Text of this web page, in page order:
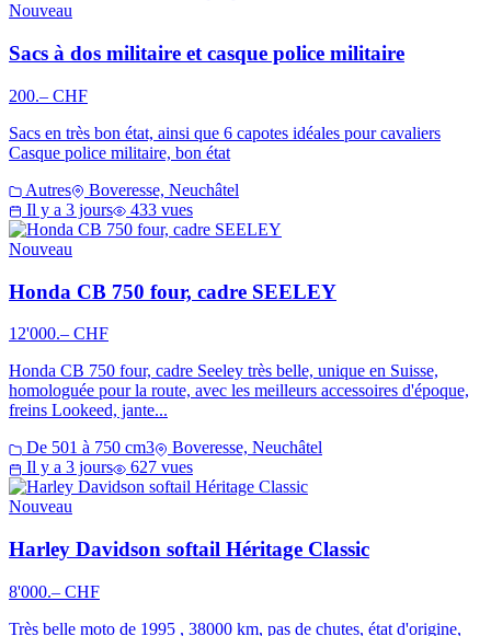
Nouveau
Sacs à dos militaire et casque police militaire
200.– CHF
Sacs en très bon état, ainsi que 6 capotes idéales pour cavaliers
Casque police militaire, bon état
Autres
Boveresse, Neuchâtel
Il y a 3 jours
433 vues
Nouveau
Honda CB 750 four, cadre SEELEY
12'000.– CHF
Honda CB 750 four, cadre Seeley très belle, unique en Suisse,
homologuée pour la route, avec les meilleurs accessoires d'époque,
freins Lookeed, jante...
De 501 à 750 cm3
Boveresse, Neuchâtel
Il y a 3 jours
627 vues
Nouveau
Harley Davidson softail Héritage Classic
8'000.– CHF
Très belle moto de 1995 , 38000 km, pas de chutes, état d'origine,